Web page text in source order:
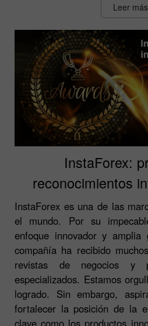
Leer más
InstaForex:
reconocimientos
InstaForex es una de las
el mundo. Por su
enfoque innovador y
compañía ha recibido
revistas de negocios y
especializados. Estamos
logrado. Sin embargo,
fortalecer la posición de la
clave como los productos